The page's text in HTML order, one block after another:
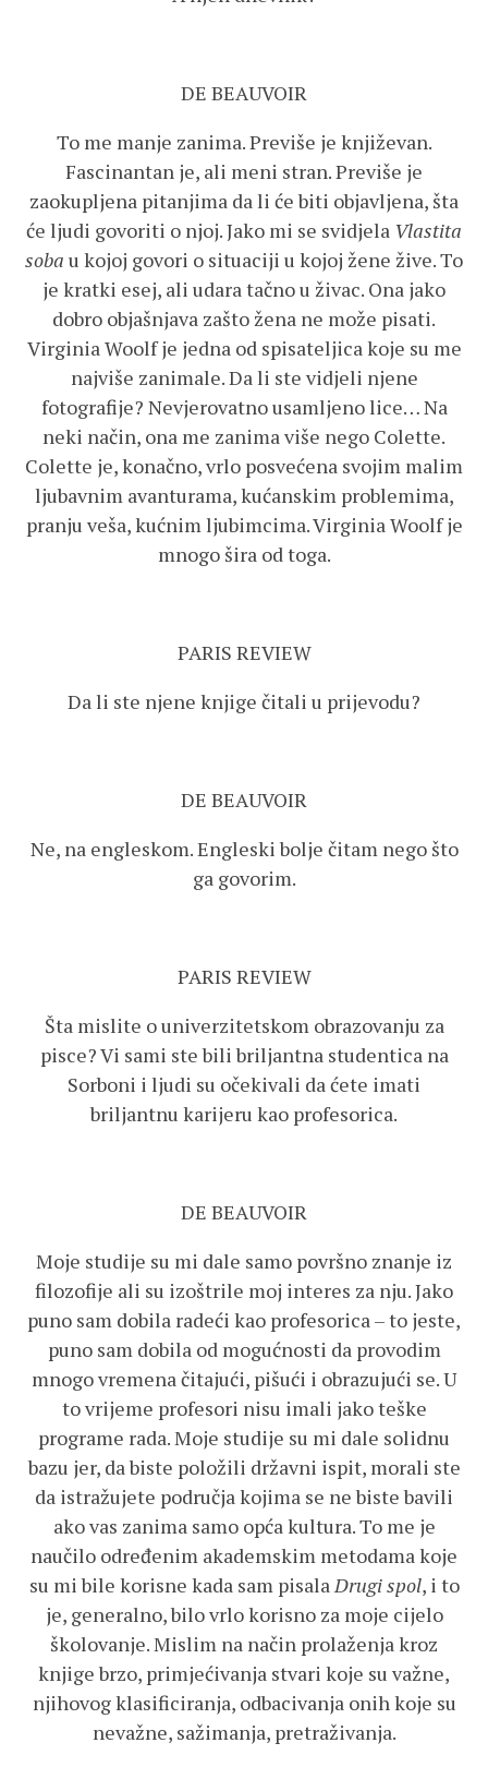
DE BEAUVOIR
To me manje zanima. Previše je književan.
Fascinantan je, ali meni stran. Previše je
zaokupljena pitanjima da li će biti objavljena, šta
će ljudi govoriti o njoj. Jako mi se svidjela Vlastita
soba u kojoj govori o situaciji u kojoj žene žive. To
je kratki esej, ali udara tačno u živac. Ona jako
dobro objašnjava zašto žena ne može pisati.
Virginia Woolf je jedna od spisateljica koje su me
najviše zanimale. Da li ste vidjeli njene
fotografije? Nevjerovatno usamljeno lice… Na
neki način, ona me zanima više nego Colette.
Colette je, konačno, vrlo posvećena svojim malim
ljubavnim avanturama, kućanskim problemima,
pranju veša, kućnim ljubimcima. Virginia Woolf je
mnogo šira od toga.
PARIS REVIEW
Da li ste njene knjige čitali u prijevodu?
DE BEAUVOIR
Ne, na engleskom. Engleski bolje čitam nego što
ga govorim.
PARIS REVIEW
Šta mislite o univerzitetskom obrazovanju za
pisce? Vi sami ste bili briljantna studentica na
Sorboni i ljudi su očekivali da ćete imati
briljantnu karijeru kao profesorica.
DE BEAUVOIR
Moje studije su mi dale samo površno znanje iz
filozofije ali su izoštrile moj interes za nju. Jako
puno sam dobila radeći kao profesorica – to jeste,
puno sam dobila od mogućnosti da provodim
mnogo vremena čitajući, pišući i obrazujući se. U
to vrijeme profesori nisu imali jako teške
programe rada. Moje studije su mi dale solidnu
bazu jer, da biste položili državni ispit, morali ste
da istražujete područja kojima se ne biste bavili
ako vas zanima samo opća kultura. To me je
naučilo određenim akademskim metodama koje
su mi bile korisne kada sam pisalaDrugi spol, i to
je, generalno, bilo vrlo korisno za moje cijelo
školovanje. Mislim na način prolaženja kroz
knjige brzo, primjećivanja stvari koje su važne,
njihovog klasificiranja, odbacivanja onih koje su
nevažne, sažimanja, pretraživanja.